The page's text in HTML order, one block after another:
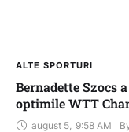
ALTE SPORTURI
Bernadette Szocs
optimile WTT
august 5 9:58 AM